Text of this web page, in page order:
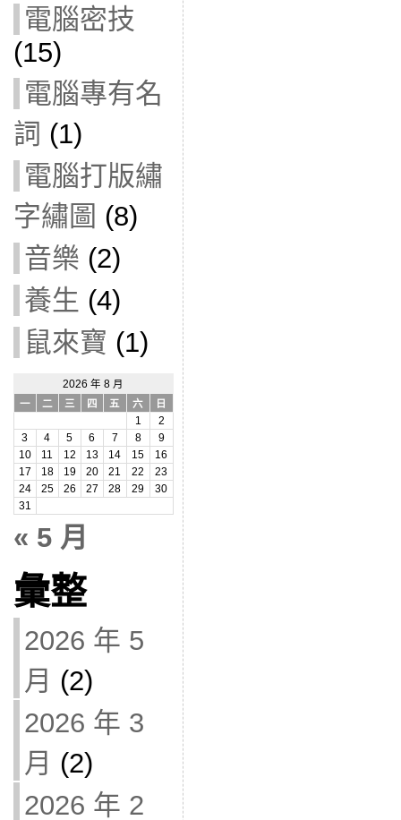
電腦密技
(15)
電腦專有名
詞 (1)
電腦打版繡
字繡圖 (8)
音樂 (2)
養生 (4)
鼠來寶 (1)
2026 年 8 月
一
二 三 四 五 六
日
1
2
3
4 5 6 7 8
9
10
11 12 13 14 15
16
17
18 19 20 21 22
23
24
25 26 27 28 29
30
31
« 5 月
彙整
2026 年 5
月 (2)
2026 年 3
月 (2)
2026 年 2